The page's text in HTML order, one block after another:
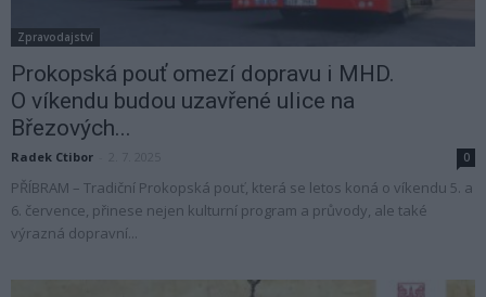
Zpravodajství
Prokopská pouť omezí dopravu i MHD.
O víkendu budou uzavřené ulice na
Březových...
Radek Ctibor 0
PŘÍBRAM – Tradiční Prokopská pouť, která se letos koná o víkendu 5. a
6. července, přinese nejen kulturní program a průvody, ale také
výrazná dopravní...